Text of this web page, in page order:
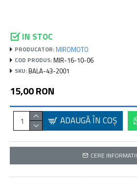
IN STOC
PRODUCATOR: MIROMOTO
COD PRODUS: MIR-16-10-06
SKU: BALA-43-2001
15,00 RON
ADAUGĂ ÎN COŞ
CERE INFORMATII